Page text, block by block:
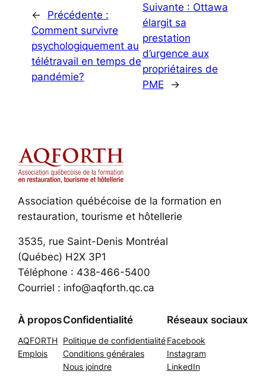
←
Précédente :
Comment survivre
psychologiquement au
télétravail en temps de
pandémie?
Suivante : Ottawa
élargit sa
prestation
d’urgence aux
propriétaires de
PME
→
Association québécoise de la formation en
restauration, tourisme et hôtellerie
3535, rue Saint-Denis Montréal
(Québec) H2X 3P1
Téléphone : 438-466-5400
Courriel : info@aqforth.qc.ca
À propos
AQFORTH
Emplois
Confidentialité
Politique de confidentialité
Conditions générales
Nous joindre
Réseaux sociaux
Facebook
Instagram
LinkedIn